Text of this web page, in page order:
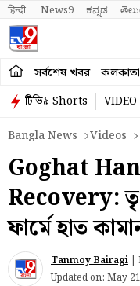
हिन्दी News9 ಕನ್ನಡ
সর্বশেষ খবর কলকাতা
টিভি৯ Shorts VIDEO
Bangla News
Videos
Goghat
Recovery:
ফার্মে হাত
Tanmoy Bairagi |
Updated on: May